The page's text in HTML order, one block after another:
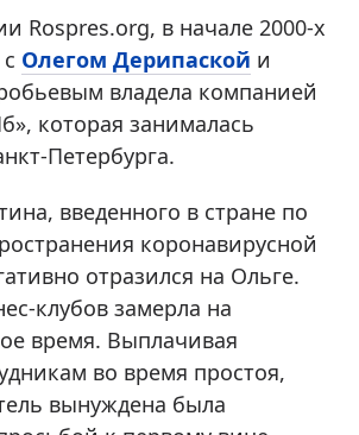
Rospres.org, в начале 2000-х
Олегом Дерипаской и
владела компанией
которая занималась
Петербурга.
введенного в стране по
коронавирусной
отразился на Ольге.
клубов замерла на
время. Выплачивая
во время простоя,
вынуждена была